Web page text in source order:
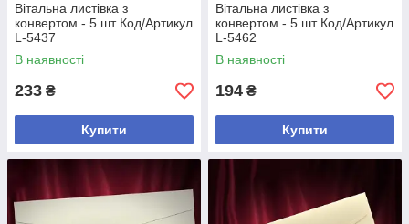
Вітальна листівка з
конвертом - 5 шт Код/Артикул
L-5437
В наявності
233 ₴
Купити
Вітальна листівка з
конвертом - 5 шт Код/Артикул
L-5462
В наявності
194 ₴
Купити